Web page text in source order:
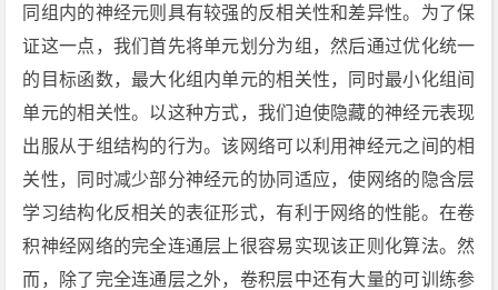
同组内的神经元则具有较强的反相关性和差异性。为了保
证这一点，我们首先将单元划分为组，然后通过优化统一
的目标函数，最大化组内单元的相关性，同时最小化组间
单元的相关性。以这种方式，我们迫使隐藏的神经元表现
出服从于组结构的行为。该网络可以利用神经元之间的相
关性，同时减少部分神经元的协同适应，使网络的隐含层
学习结构化反相关的表征形式，有利于网络的性能。在卷
积神经网络的完全连通层上很容易实现该正则化算法。然
而，除了完全连通层之外，卷积层中还有大量的可训练参